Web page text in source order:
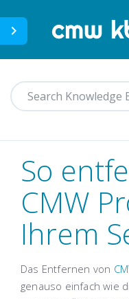
So
CMW
Ihrem
Das Entfernen von
genauso einfach wie